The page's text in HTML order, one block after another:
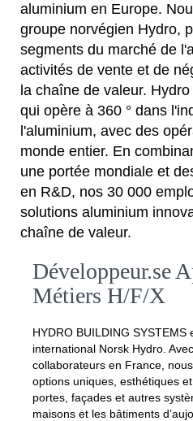
aluminium en Europe.
groupe norvégien Hydro,
segments du marché de
activités de vente et de
la chaîne de valeur.
qui opère à 360 ° dans
l'aluminium, avec des
monde entier. En
une portée mondiale et
en R&D, nos 30 000
solutions aluminium
chaîne de valeur.
Développeur.se
Métiers H/F/X
HYDRO BUILDING
international Norsk Hydro.
collaborateurs en France,
options uniques, esthétiques
portes, façades et autres
maisons et les bâtiments